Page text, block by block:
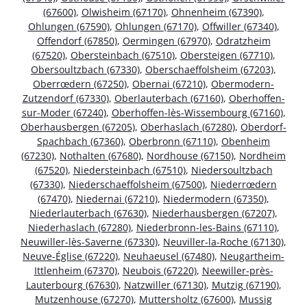
(67600), Olwisheim (67170), Ohnenheim (67390),
Ohlungen (67590), Ohlungen (67170), Offwiller (67340),
Offendorf (67850), Oermingen (67970), Odratzheim
(67520), Obersteinbach (67510), Obersteigen (67710),
Obersoultzbach (67330), Oberschaeffolsheim (67203),
Oberrœdern (67250), Obernai (67210), Obermodern-
Zutzendorf (67330), Oberlauterbach (67160), Oberhoffen-
sur-Moder (67240), Oberhoffen-lès-Wissembourg (67160),
Oberhausbergen (67205), Oberhaslach (67280), Oberdorf-
Spachbach (67360), Oberbronn (67110), Obenheim
(67230), Nothalten (67680), Nordhouse (67150), Nordheim
(67520), Niedersteinbach (67510), Niedersoultzbach
(67330), Niederschaeffolsheim (67500), Niederrœdern
(67470), Niedernai (67210), Niedermodern (67350),
Niederlauterbach (67630), Niederhausbergen (67207),
Niederhaslach (67280), Niederbronn-les-Bains (67110),
Neuwiller-lès-Saverne (67330), Neuviller-la-Roche (67130),
Neuve-Église (67220), Neuhaeusel (67480), Neugartheim-
Ittlenheim (67370), Neubois (67220), Neewiller-près-
Lauterbourg (67630), Natzwiller (67130), Mutzig (67190),
Mutzenhouse (67270), Muttersholtz (67600), Mussig